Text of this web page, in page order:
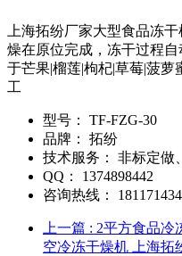
上海拓纷厂家大型食品冻
燥在原位完成，冻干过程
于芒果|榴莲|枸杞|草莓|菠
工
型号：
TF-FZG-30
品牌：
拓纷
技术服务：
非标定做
QQ：
1374898442
咨询热线：
上一篇 : 2平方食品冷
空冷冻干燥机 上海拓